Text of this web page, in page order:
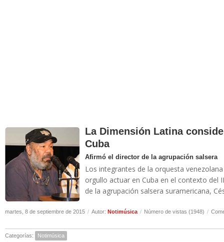
La Dimensión Latina
Cuba
Afirmó el director de la agrupación salsera
Los integrantes de la orquesta
orgullo actuar en Cuba en el contexto del
de la agrupación salsera suramericana,
martes, 8 de septiembre de 2015 / Autor: Notimúsica / Número de vistas (1948) /
Categorías: Notimúsica